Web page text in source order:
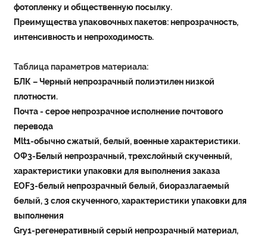
фотопленку и общественную посылку.
Преимущества упаковочных пакетов: непрозрачность,
интенсивность и непроходимость.
Таблица параметров материала:
БЛК – Черный непрозрачный полиэтилен низкой
плотности.
Почта - серое непрозрачное исполнение почтового
перевода
Mlt1-обычно сжатый, белый, военные характеристики.
ОФ3-Белый непрозрачный, трехслойный скученный,
характеристики упаковки для выполнения заказа
EOF3-белый непрозрачный белый, биоразлагаемый
белый, 3 слоя скученного, характеристики упаковки для
выполнения
Gry1-регенеративный серый непрозрачный материал,